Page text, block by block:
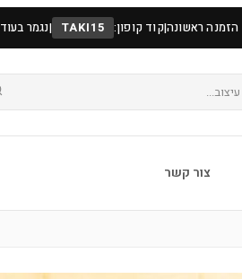
|קוד קופון: TAKI15
|נגמר בעוד
צור קשר